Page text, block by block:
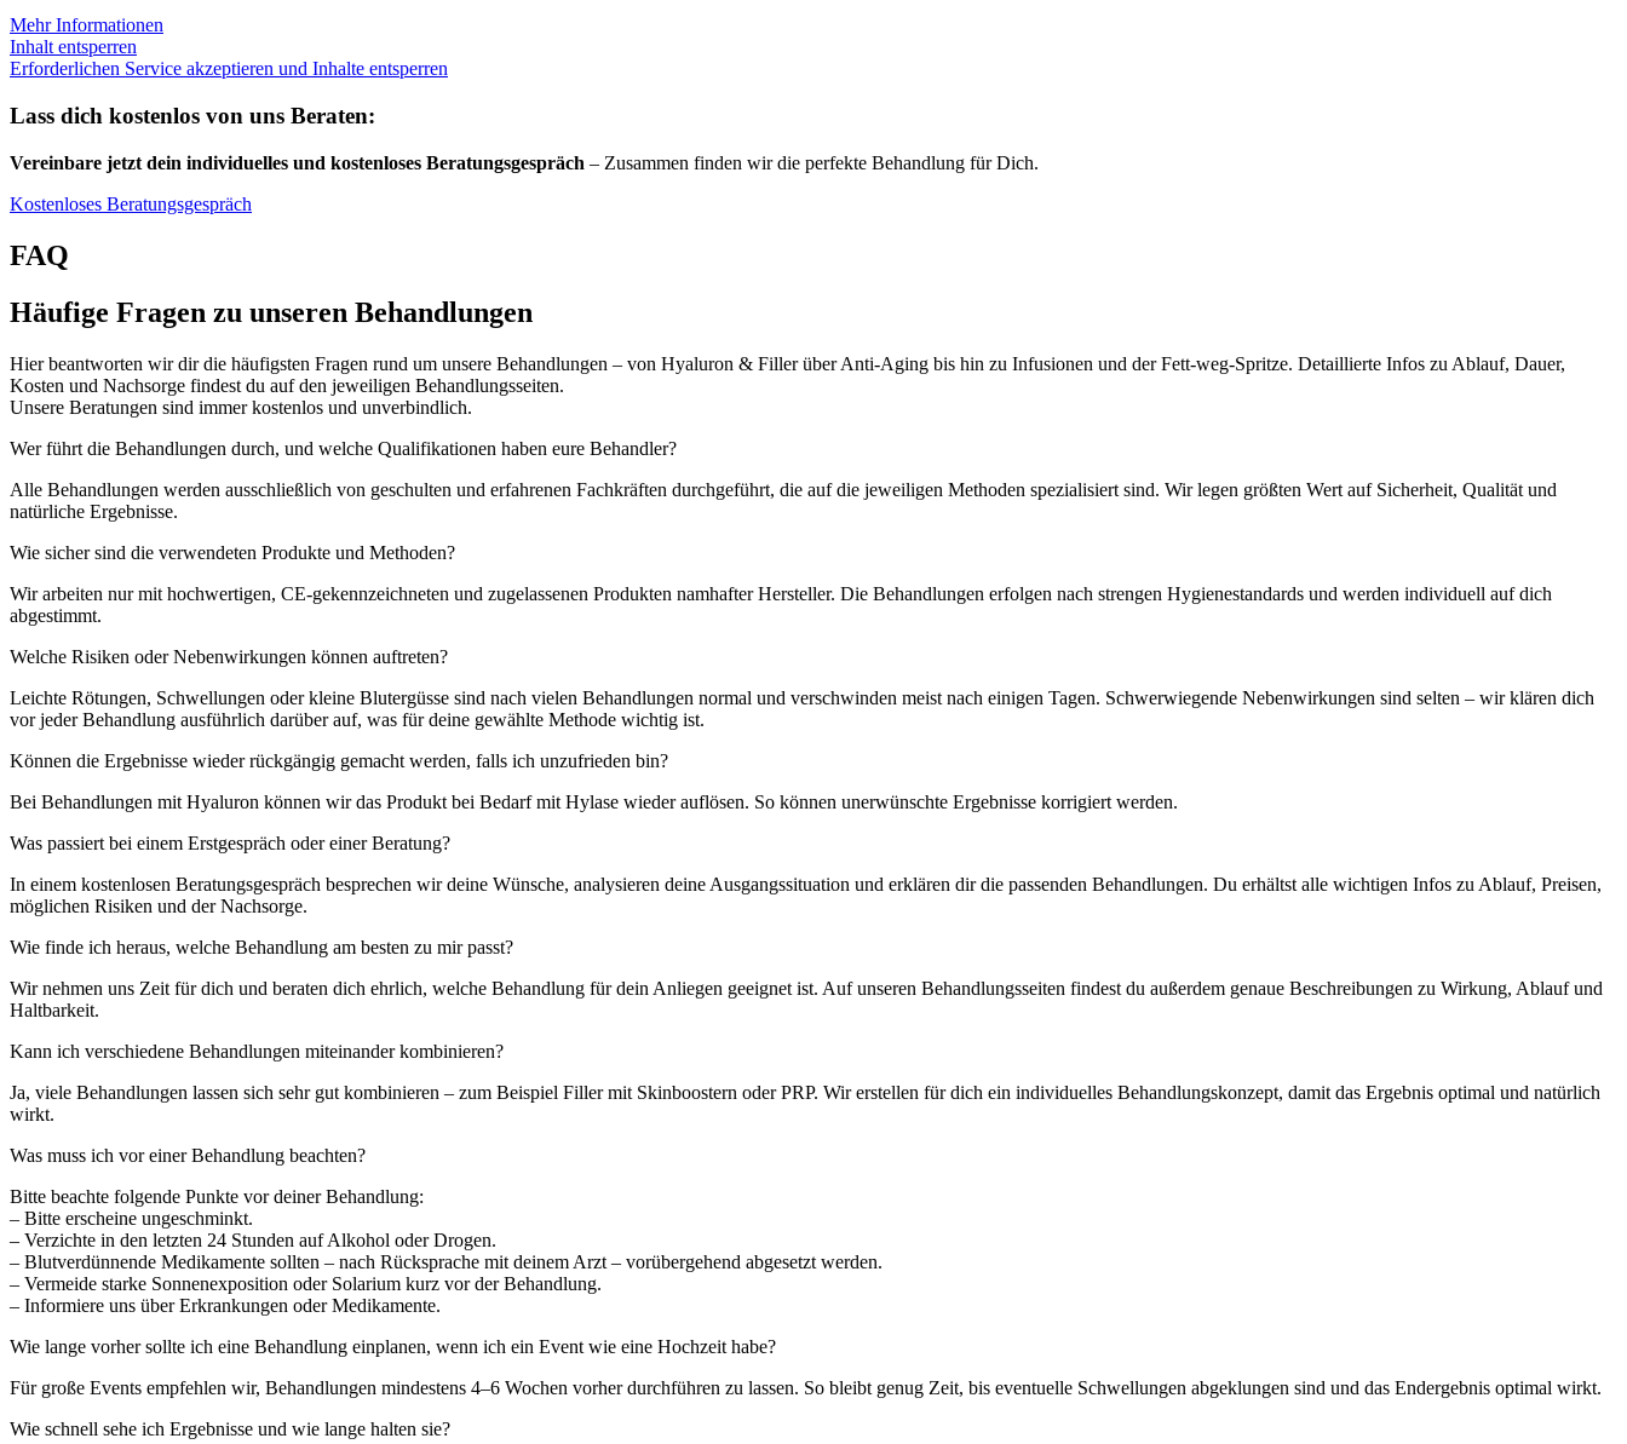
Mehr Informationen
Inhalt entsperren
Erforderlichen Service akzeptieren und Inhalte entsperren
Lass dich kostenlos von uns Beraten:
Vereinbare jetzt dein individuelles und kostenloses Beratungsgespräch – Zusammen finden wir die perfekte Behandlung für Dich.
Kostenloses Beratungsgespräch
FAQ
Häufige Fragen zu unseren Behandlungen
Hier beantworten wir dir die häufigsten Fragen rund um unsere Behandlungen – von Hyaluron & Filler über Anti-Aging bis hin zu Infusionen und der Fett-weg-Spritze. Detaillierte Infos zu Ablauf, Dauer,
Kosten und Nachsorge findest du auf den jeweiligen Behandlungsseiten.
Unsere Beratungen sind immer kostenlos und unverbindlich.
Wer führt die Behandlungen durch, und welche Qualifikationen haben eure Behandler?
Alle Behandlungen werden ausschließlich von geschulten und erfahrenen Fachkräften durchgeführt, die auf die jeweiligen Methoden spezialisiert sind. Wir legen größten Wert auf Sicherheit, Qualität und
natürliche Ergebnisse.
Wie sicher sind die verwendeten Produkte und Methoden?
Wir arbeiten nur mit hochwertigen, CE-gekennzeichneten und zugelassenen Produkten namhafter Hersteller. Die Behandlungen erfolgen nach strengen Hygienestandards und werden individuell auf dich
abgestimmt.
Welche Risiken oder Nebenwirkungen können auftreten?
Leichte Rötungen, Schwellungen oder kleine Blutergüsse sind nach vielen Behandlungen normal und verschwinden meist nach einigen Tagen. Schwerwiegende Nebenwirkungen sind selten – wir klären dich
vor jeder Behandlung ausführlich darüber auf, was für deine gewählte Methode wichtig ist.
Können die Ergebnisse wieder rückgängig gemacht werden, falls ich unzufrieden bin?
Bei Behandlungen mit Hyaluron können wir das Produkt bei Bedarf mit Hylase wieder auflösen. So können unerwünschte Ergebnisse korrigiert werden.
Was passiert bei einem Erstgespräch oder einer Beratung?
In einem kostenlosen Beratungsgespräch besprechen wir deine Wünsche, analysieren deine Ausgangssituation und erklären dir die passenden Behandlungen. Du erhältst alle wichtigen Infos zu Ablauf, Preisen,
möglichen Risiken und der Nachsorge.
Wie finde ich heraus, welche Behandlung am besten zu mir passt?
Wir nehmen uns Zeit für dich und beraten dich ehrlich, welche Behandlung für dein Anliegen geeignet ist. Auf unseren Behandlungsseiten findest du außerdem genaue Beschreibungen zu Wirkung, Ablauf und
Haltbarkeit.
Kann ich verschiedene Behandlungen miteinander kombinieren?
Ja, viele Behandlungen lassen sich sehr gut kombinieren – zum Beispiel Filler mit Skinboostern oder PRP. Wir erstellen für dich ein individuelles Behandlungskonzept, damit das Ergebnis optimal und natürlich
wirkt.
Was muss ich vor einer Behandlung beachten?
Bitte beachte folgende Punkte vor deiner Behandlung:
– Bitte erscheine ungeschminkt.
– Verzichte in den letzten 24 Stunden auf Alkohol oder Drogen.
– Blutverdünnende Medikamente sollten – nach Rücksprache mit deinem Arzt – vorübergehend abgesetzt werden.
– Vermeide starke Sonnenexposition oder Solarium kurz vor der Behandlung.
– Informiere uns über Erkrankungen oder Medikamente.
Wie lange vorher sollte ich eine Behandlung einplanen, wenn ich ein Event wie eine Hochzeit habe?
Für große Events empfehlen wir, Behandlungen mindestens 4–6 Wochen vorher durchführen zu lassen. So bleibt genug Zeit, bis eventuelle Schwellungen abgeklungen sind und das Endergebnis optimal wirkt.
Wie schnell sehe ich Ergebnisse und wie lange halten sie?